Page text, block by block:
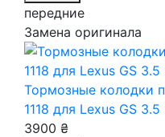
передние
Замена оригинала
Тормозные колодки
1118 для Lexus GS
3900 ₴